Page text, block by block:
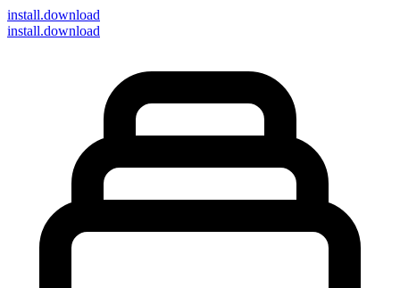
install.download
install.download